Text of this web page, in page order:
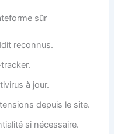
sûr
reconnus.
à jour.
depuis le site.
si nécessaire.